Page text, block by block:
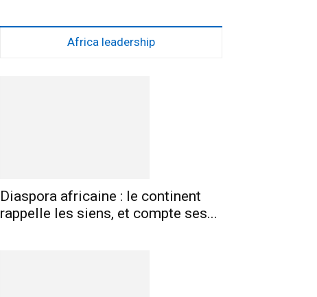
Africa leadership
Diaspora africaine : le continent
rappelle les siens, et compte ses...